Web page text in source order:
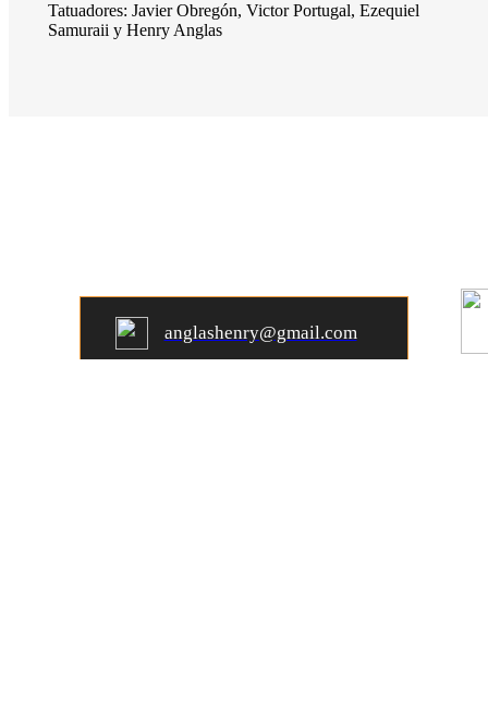
Tatuadores: Javier Obregón, Victor Portugal, Ezequiel
Samuraii y Henry Anglas
anglashenry@gmail.com